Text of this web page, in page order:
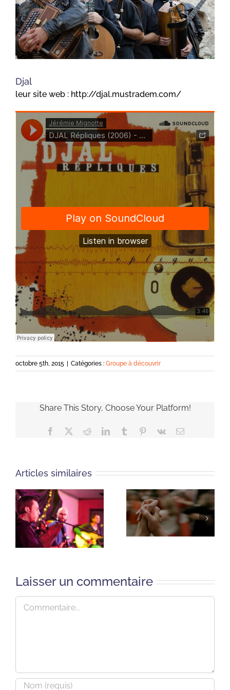
Djal
leur site web : http://djal.mustradem.com/
octobre 5th, 2015 Catégories : Groupe à découvrir
Share This Story, Choose Your Platform!
Facebook RedditLinkedInTumblr Pinterest
Vk Email
Articles similaires
Laisser un commentaire
Commentaire